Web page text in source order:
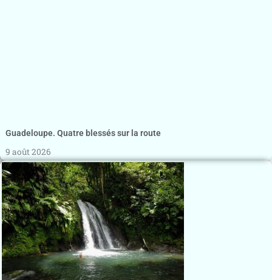
Guadeloupe. Quatre blessés sur la route
9 août 2026